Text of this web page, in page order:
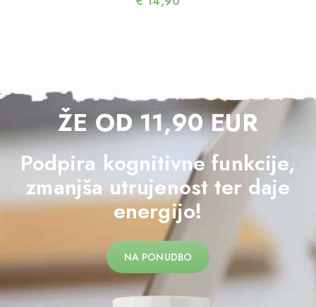
ŽE OD 11,90 EUR
Podpira kognitivne funkcije,
zmanjša utrujenost ter daje
energijo!
NA PONUDBO